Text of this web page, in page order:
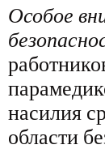
Особое
насилия
области